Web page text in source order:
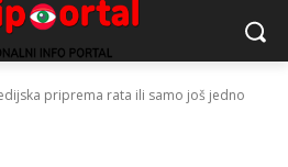
priprema rata ili samo još jedno